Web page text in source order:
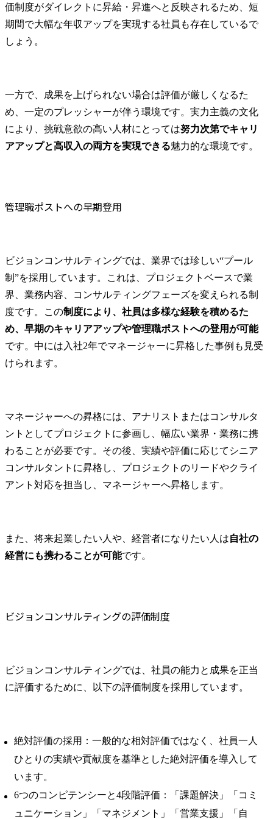
価制度がダイレクトに昇給・昇進へと反映されるため、短
期間で大幅な年収アップを実現する社員も存在しているで
しょう。
一方で、成果を上げられない場合は評価が厳しくなるた
め、一定のプレッシャーが伴う環境です。実力主義の文化
により、挑戦意欲の高い人材にとっては努力次第でキャリ
アアップと高収入の両方を実現できる魅力的な環境です。
管理職ポストへの早期登用
ビジョンコンサルティングでは、業界では珍しい“プール
制”を採用しています。これは、プロジェクトベースで業
界、業務内容、コンサルティングフェーズを変えられる制
度です。この制度により、社員は多様な経験を積めるた
め、早期のキャリアアップや管理職ポストへの登用が可能
です。中には入社2年でマネージャーに昇格した事例も見受
けられます。
マネージャーへの昇格には、アナリストまたはコンサルタ
ントとしてプロジェクトに参画し、幅広い業界・業務に携
わることが必要です。その後、実績や評価に応じてシニア
コンサルタントに昇格し、プロジェクトのリードやクライ
アント対応を担当し、マネージャーへ昇格します。
また、将来起業したい人や、経営者になりたい人は自社の
経営にも携わることが可能です。
ビジョンコンサルティングの評価制度
ビジョンコンサルティングでは、社員の能力と成果を正当
に評価するために、以下の評価制度を採用しています。
絶対評価の採用：一般的な相対評価ではなく、社員一人
ひとりの実績や貢献度を基準とした絶対評価を導入して
います。
6つのコンピテンシーと4段階評価：「課題解決」「コミ
ュニケーション」「マネジメント」「営業支援」「自